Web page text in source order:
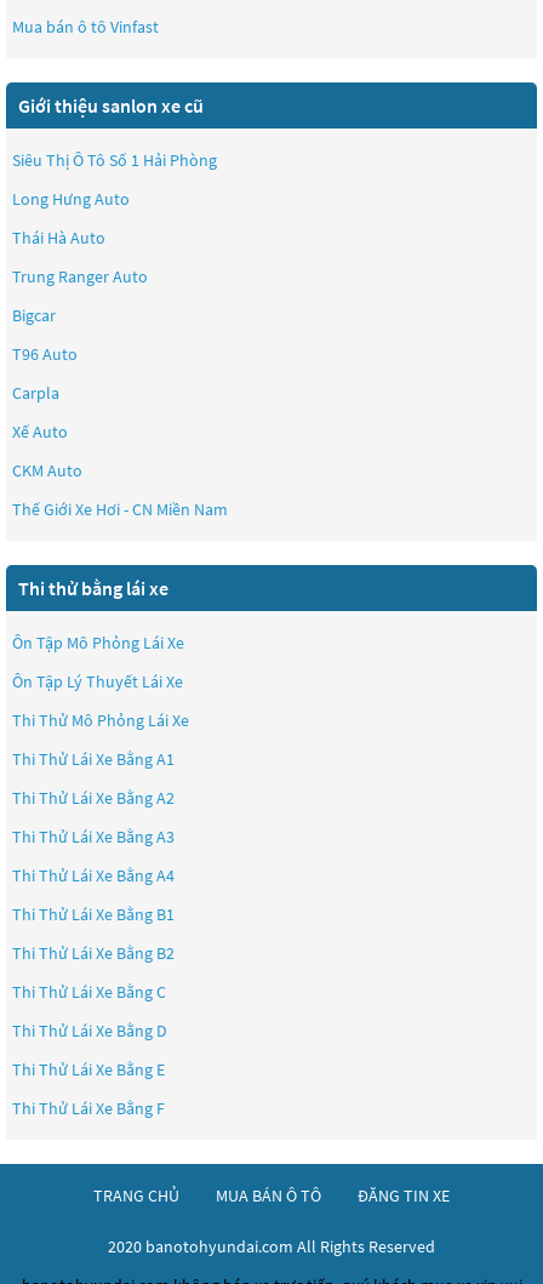
Mua bán ô tô Vinfast
Giới thiệu sanlon xe cũ
Siêu Thị Ô Tô Số 1 Hải Phòng
Long Hưng Auto
Thái Hà Auto
Trung Ranger Auto
Bigcar
T96 Auto
Carpla
Xế Auto
CKM Auto
Thế Giới Xe Hơi - CN Miền Nam
Thi thử bằng lái xe
Ôn Tập Mô Phỏng Lái Xe
Ôn Tập Lý Thuyết Lái Xe
Thi Thử Mô Phỏng Lái Xe
Thi Thử Lái Xe Bằng A1
Thi Thử Lái Xe Bằng A2
Thi Thử Lái Xe Bằng A3
Thi Thử Lái Xe Bằng A4
Thi Thử Lái Xe Bằng B1
Thi Thử Lái Xe Bằng B2
Thi Thử Lái Xe Bằng C
Thi Thử Lái Xe Bằng D
Thi Thử Lái Xe Bằng E
Thi Thử Lái Xe Bằng F
TRANG CHỦ MUA BÁN Ô TÔ ĐĂNG TIN XE
2020 banotohyundai.com All Rights Reserved